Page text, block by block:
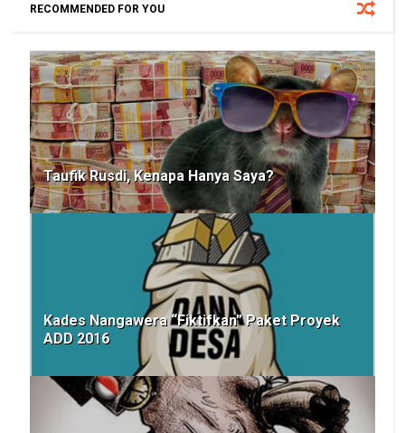
RECOMMENDED FOR YOU
Taufik Rusdi, Kenapa Hanya Saya?
Kades Nangawera “Fiktifkan” Paket Proyek
ADD 2016